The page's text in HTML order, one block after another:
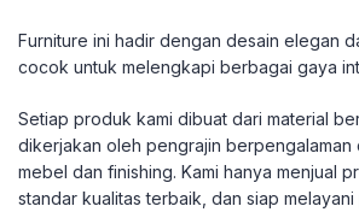
Furniture ini hadir dengan desain elegan
cocok untuk melengkapi berbagai gaya
Setiap produk kami dibuat dari material
dikerjakan oleh pengrajin berpengalaman
mebel dan finishing. Kami hanya menjual
standar kualitas terbaik, dan siap